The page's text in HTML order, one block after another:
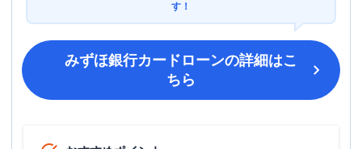
す！
みずほ銀行カードローンの詳細はこ
ちら